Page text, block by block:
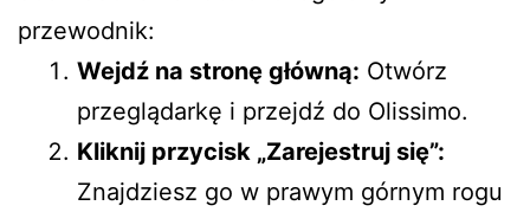
przewodnik:
Wejdź na stronę główną: Otwórz
przeglądarkę i przejdź do Olissimo.
Kliknij przycisk „Zarejestruj się”:
Znajdziesz go w prawym górnym rogu